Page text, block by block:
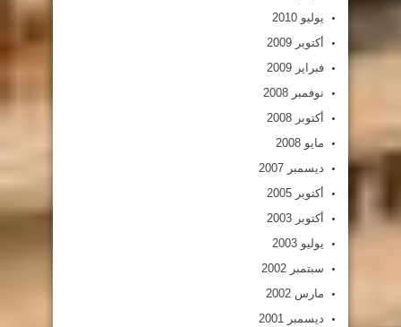
يوليو 2010
أكتوبر 2009
فبراير 2009
نوفمبر 2008
أكتوبر 2008
مايو 2008
ديسمبر 2007
أكتوبر 2005
أكتوبر 2003
يوليو 2003
سبتمبر 2002
مارس 2002
ديسمبر 2001